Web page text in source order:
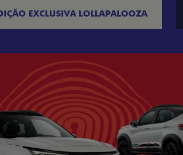
EXCLUSIVA LOLLAPALOOZA